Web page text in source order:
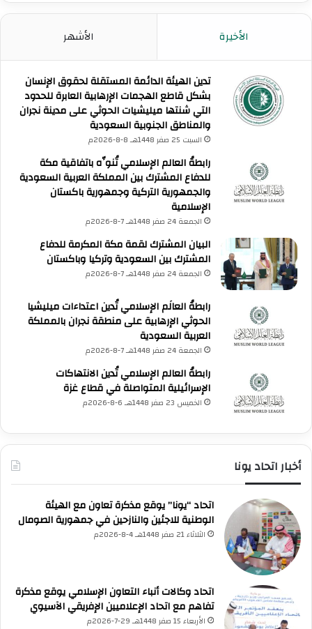
الأخيرة الأشهر
تدين الهيئة الدائمة المستقلة لحقوق الإنسان
بشكل قاطع الهجمات الإرهابية العابرة للحدود
التي شنتها ميليشيات الحوثي على مدينة نجران
والمناطق الجنوبية السعودية
السبت 25 صفر 1448هـ 8-8-2026م
رابطةُ العالم الإسلامي تُنوِّه باتفاقية مكة
للدفاع المشترك بين المملكة العربية السعودية
والجمهورية التركية وجمهورية باكستان
الإسلامية
الجمعة 24 صفر 1448هـ 7-8-2026م
البيان المشترك لقمة مكة المكرمة للدفاع
المشترك بين السعودية وتركيا وباكستان
الجمعة 24 صفر 1448هـ 7-8-2026م
رابطةُ العالَم الإسلامي تُدين اعتداءات ميليشيا
الحوثي الإرهابية على منطقة نجران بالمملكة
العربية السعودية
الجمعة 24 صفر 1448هـ 7-8-2026م
رابطةُ العالم الإسلامي تُدين الانتهاكات
الإسرائيلية المتواصلة في قطاع غزة
الخميس 23 صفر 1448هـ 6-8-2026م
أخبار اتحاد يونا
اتحاد “يونا” يوقع مذكرة تعاون مع الهيئة
الوطنية للاجئين والنازحين في جمهورية الصومال
الثلاثاء 21 صفر 1448هـ 4-8-2026م
اتحاد وكالات أنباء التعاون الإسلامي يوقع مذكرة
تفاهم مع اتحاد الإعلاميين الإفريقي الآسيوي
الأربعاء 15 صفر 1448هـ 29-7-2026م
UNA Chatbot
ابحث عن أخبار يونا